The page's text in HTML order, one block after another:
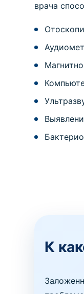
врача
К